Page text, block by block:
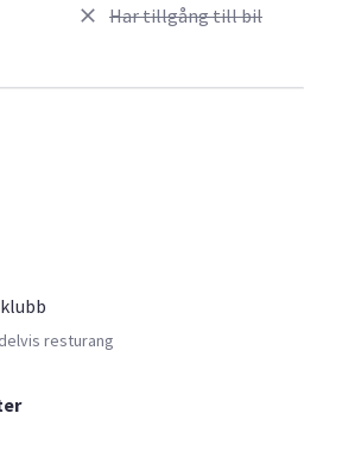
Har tillgång till bil
resturang